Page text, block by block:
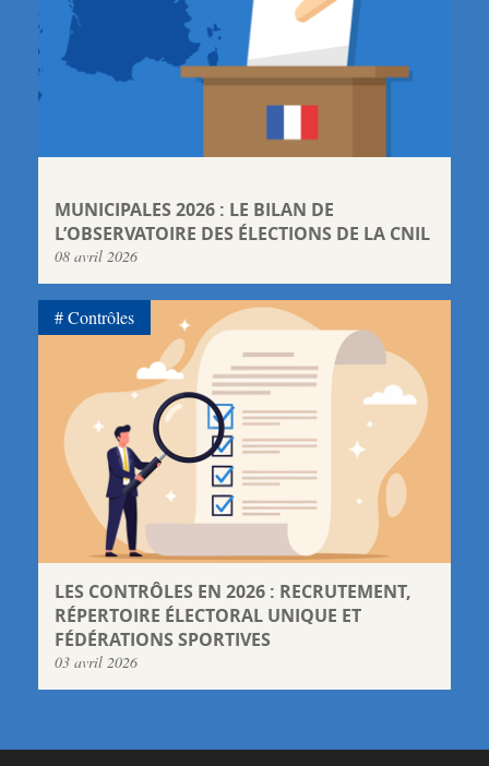
MUNICIPALES 2026 : LE BILAN DE
L’OBSERVATOIRE DES ÉLECTIONS DE LA CNIL
08 avril 2026
LES CONTRÔLES EN 2026 : RECRUTEMENT,
RÉPERTOIRE ÉLECTORAL UNIQUE ET
FÉDÉRATIONS SPORTIVES
03 avril 2026
Contrôles